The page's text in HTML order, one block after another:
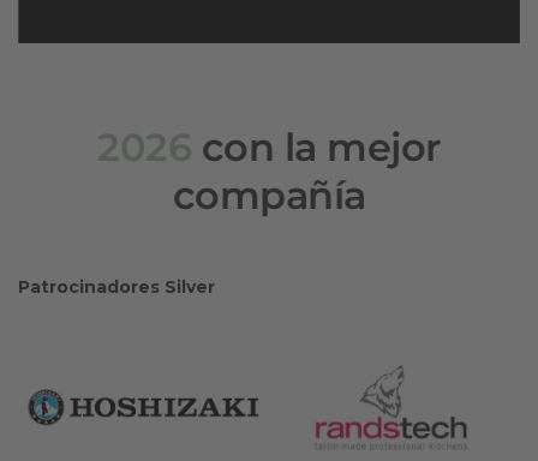
2026 con la mejor
compañía
Patrocinadores Silver